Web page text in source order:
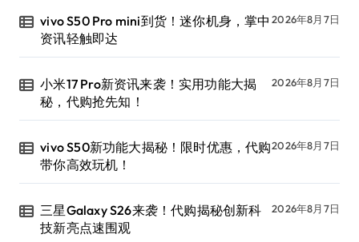
vivo S50 Pro mini到货！迷你机身，掌中
资讯轻触即达
2026年8月7日
小米17 Pro新资讯来袭！实用功能大揭
秘，代购抢先知！
2026年8月7日
vivo S50新功能大揭秘！限时优惠，代购
带你高效玩机！
2026年8月7日
三星Galaxy S26来袭！代购揭秘创新科
技新亮点速围观
2026年8月7日